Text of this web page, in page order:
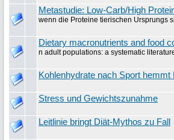
Metastudie: Low-Carb/High
wenn die Proteine tierischen Ursprungs
Dietary macronutrients and food
n adult populations: a systematic
Kohlenhydrate nach Sport hemmt
Stress und Gewichtszunahme
Leitlinie bringt Diät-Mythos zu Fall